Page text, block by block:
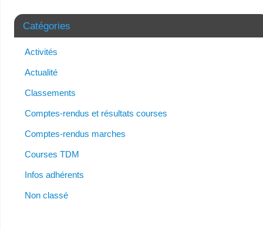
Catégories
Activités
Actualité
Classements
Comptes-rendus et résultats courses
Comptes-rendus marches
Courses TDM
Infos adhérents
Non classé